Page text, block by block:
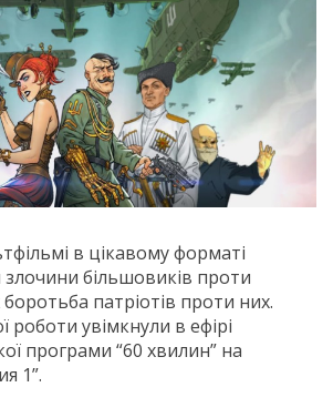
в цікавому форматі
більшовиків проти
патріотів проти них.
роботи увімкнули в ефірі
програми “60 хвилин” на
1”.